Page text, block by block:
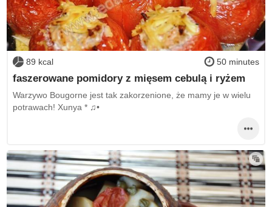
89 kcal 50 minutes
faszerowane pomidory z mięsem cebulą i ryżem
Warzywo Bougorne jest tak zakorzenione, że mamy je w wielu
potrawach! Xunya * ♫•